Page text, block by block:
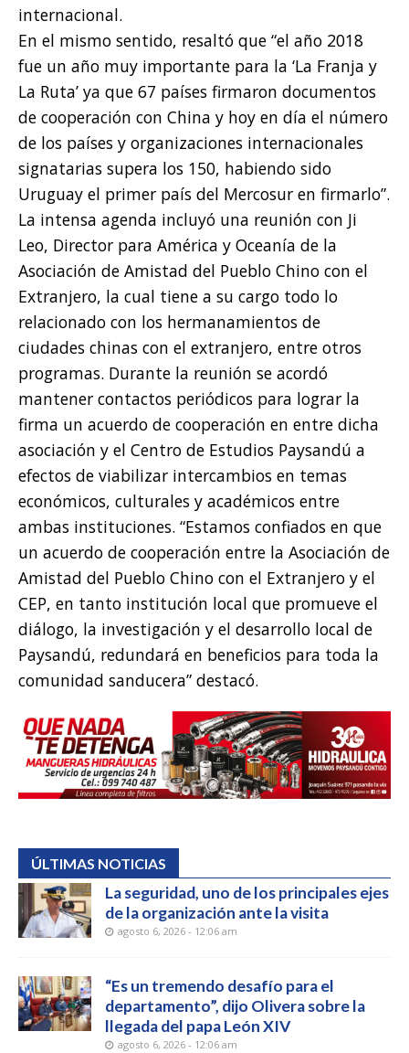
internacional.
En el mismo sentido, resaltó que “el año 2018
fue un año muy importante para la ‘La Franja y
La Ruta’ ya que 67 países firmaron documentos
de cooperación con China y hoy en día el número
de los países y organizaciones internacionales
signatarias supera los 150, habiendo sido
Uruguay el primer país del Mercosur en firmarlo”.
La intensa agenda incluyó una reunión con Ji
Leo, Director para América y Oceanía de la
Asociación de Amistad del Pueblo Chino con el
Extranjero, la cual tiene a su cargo todo lo
relacionado con los hermanamientos de
ciudades chinas con el extranjero, entre otros
programas. Durante la reunión se acordó
mantener contactos periódicos para lograr la
firma un acuerdo de cooperación en entre dicha
asociación y el Centro de Estudios Paysandú a
efectos de viabilizar intercambios en temas
económicos, culturales y académicos entre
ambas instituciones. “Estamos confiados en que
un acuerdo de cooperación entre la Asociación de
Amistad del Pueblo Chino con el Extranjero y el
CEP, en tanto institución local que promueve el
diálogo, la investigación y el desarrollo local de
Paysandú, redundará en beneficios para toda la
comunidad sanducera” destacó.
ÚLTIMAS NOTICIAS
La seguridad, uno de los principales ejes
de la organización ante la visita
agosto 6, 2026 - 12:06 am
“Es un tremendo desafío para el
departamento”, dijo Olivera sobre la
llegada del papa León XIV
agosto 6, 2026 - 12:06 am